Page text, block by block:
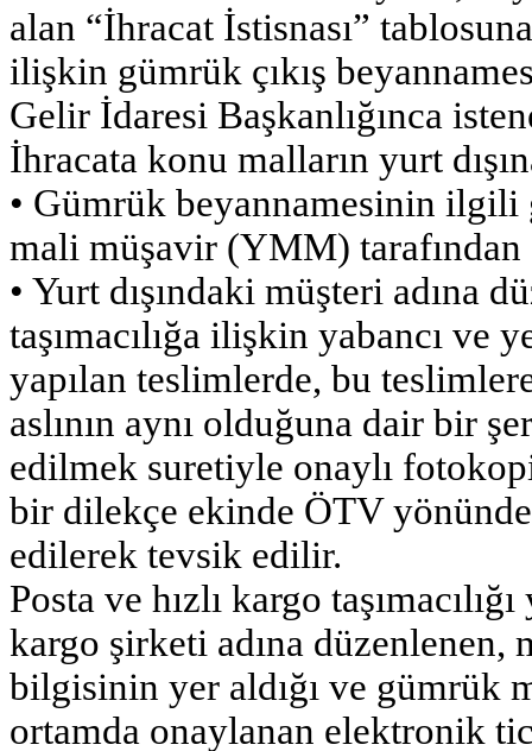
alan “İhracat İstisnası”
ilişkin gümrük çıkış
Gelir İdaresi Başkanlığınca
İhracata konu malların yurt
• Gümrük beyannamesinin
mali müşavir (YMM) tarafından
• Yurt dışındaki müşteri adına
taşımacılığa ilişkin yabancı ve
yapılan teslimlerde, bu
aslının aynı olduğuna dair bir
edilmek suretiyle onaylı
bir dilekçe ekinde ÖTV
edilerek tevsik edilir.
Posta ve hızlı kargo
kargo şirketi adına düzenlenen,
bilgisinin yer aldığı ve gümrük
ortamda onaylanan elektronik